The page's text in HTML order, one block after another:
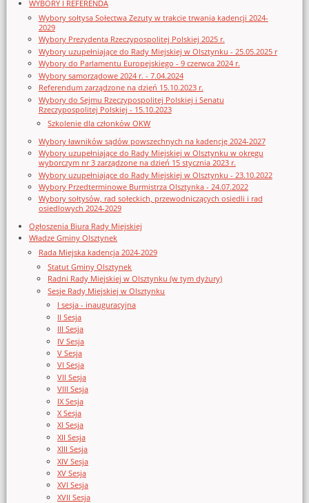
WYBORY I REFERENDA
Wybory sołtysa Sołectwa Zezuty w trakcie trwania kadencji 2024-
2029
Wybory Prezydenta Rzeczypospolitej Polskiej 2025 r.
Wybory uzupełniające do Rady Miejskiej w Olsztynku - 25.05.2025 r
Wybory do Parlamentu Europejskiego - 9 czerwca 2024 r.
Wybory samorządowe 2024 r. - 7.04.2024
Referendum zarządzone na dzień 15.10.2023 r.
Wybory do Sejmu Rzeczypospolitej Polskiej i Senatu
Rzeczypospolitej Polskiej - 15.10.2023
Szkolenie dla członków OKW
Wybory ławników sądów powszechnych na kadencję 2024-2027
Wybory uzupełniające do Rady Miejskiej w Olsztynku w okręgu
wyborczym nr 3 zarządzone na dzień 15 stycznia 2023 r.
Wybory uzupełniające do Rady Miejskiej w Olsztynku - 23.10.2022
Wybory Przedterminowe Burmistrza Olsztynka - 24.07.2022
Wybory sołtysów, rad sołeckich, przewodniczących osiedli i rad
osiedlowych 2024-2029
Ogłoszenia Biura Rady Miejskiej
Władze Gminy Olsztynek
Rada Miejska kadencja 2024-2029
Statut Gminy Olsztynek
Radni Rady Miejskiej w Olsztynku (w tym dyżury)
Sesje Rady Miejskiej w Olsztynku
I sesja - inauguracyjna
II Sesja
III Sesja
IV Sesja
V Sesja
VI Sesja
VII Sesja
VIII Sesja
IX Sesja
X Sesja
XI Sesja
XII Sesja
XIII Sesja
XIV Sesja
XV Sesja
XVI Sesja
XVII Sesja